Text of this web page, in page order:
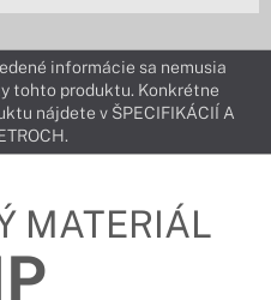
informácie sa nemusia
tohto produktu. Konkrétne
nájdete v ŠPECIFIKÁCIÍ A
MATERIÁL